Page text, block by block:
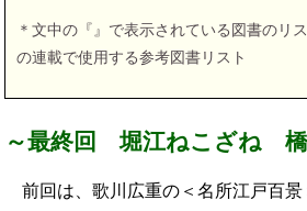
＊文中の『』で表示されている図書のリ
の連載で使用する参考図書リスト
～最終回 堀江ねこざね 橋
前回は、歌川広重の＜名所江戸百